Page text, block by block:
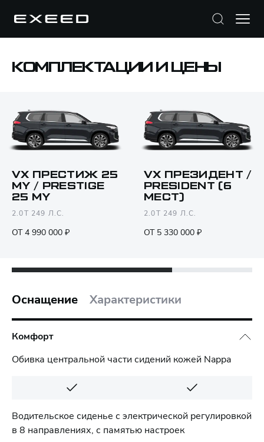
КОМПЛЕКТАЦИИ И ЦЕНЫ
VX ПРЕСТИЖ 25
MY / PRESTIGE
25 MY
2.0T 249 Л.С.
ОТ 4 990 000 ₽
VX ПРЕЗИДЕНТ /
PRESIDENT (6
МЕСТ)
2.0T 249 Л.С.
ОТ 5 330 000 ₽
Оснащение Характеристики
Открыть PDF
Комфорт
Обивка центральной части сидений кожей Nappa
Водительское сиденье с электрической регулировкой
в 8 направлениях, с памятью настроек